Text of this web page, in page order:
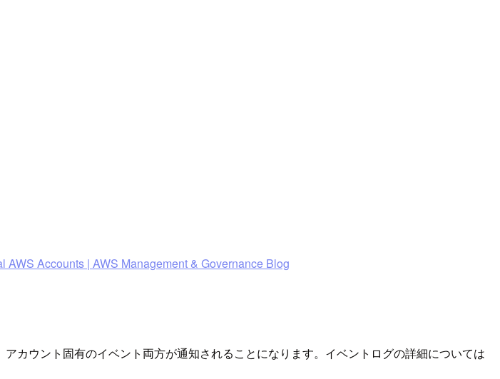
Accounts | AWS Management & Governance Blog
カウント固有のイベント両方が通知されることになります。イベントログの詳細については